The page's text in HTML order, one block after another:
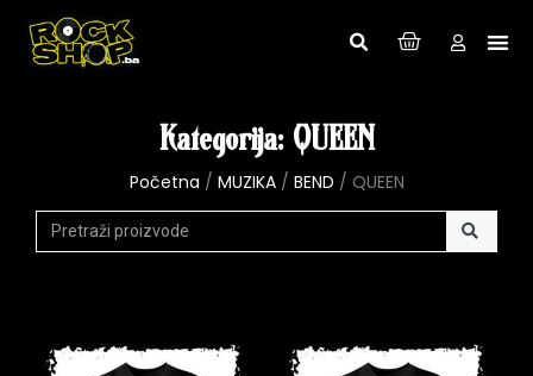
Kategorija: QUEEN
Početna / MUZIKA/ BEND / QUEEN